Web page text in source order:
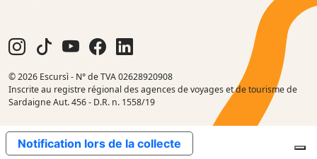
© 2026 Escursì - N° de TVA 02628920908
Inscrite au registre régional des agences de voyages et de tourisme de
Sardaigne Aut. 456 - D.R. n. 1558/19
Notification lors de la collecte